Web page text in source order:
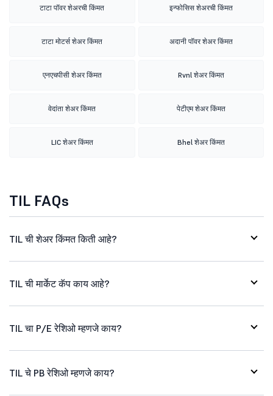
टाटा पॉवर शेअरची किंमत इन्फोसिस शेअरची किंमत
टाटा मोटर्स शेअर किंमत अदानी पॉवर शेअर किंमत
एनएचपीसी शेअर किंमत Rvnl शेअर किंमत
वेदांता शेअर किंमत पेटीएम शेअर किंमत
LIC शेअर किंमत Bhel शेअर किंमत
TIL FAQs
TIL ची शेअर किंमत किती आहे?
TIL ची मार्केट कॅप काय आहे?
TIL चा P/E रेशिओ म्हणजे काय?
TIL चे PB रेशिओ म्हणजे काय?